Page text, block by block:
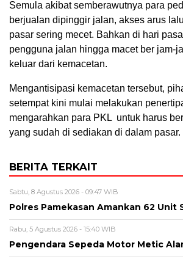
Semula akibat semberawutnya para
berjualan dipinggir jalan, akses arus
pasar sering mecet. Bahkan di hari
pengguna jalan hingga macet ber jam-
keluar dari kemacetan.
Mengantisipasi kemacetan tersebut,
setempat kini mulai melakukan
mengarahkan para PKL untuk harus
yang sudah di sediakan di dalam pasar.
BERITA TERKAIT
Sabtu, 8 Agustus 2026 - 09:47 WIB
Polres Pamekasan Amankan 62 Unit
Rabu, 5 Agustus 2026 - 15:40 WIB
Pengendara Sepeda Motor Metic